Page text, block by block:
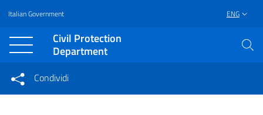
Vai al contenuto principale
Raggiungi il piè di pagina
Italian Government ENG
Civil Protection
Department
Condividi su Facebook
Condividi
Condividi sui social network